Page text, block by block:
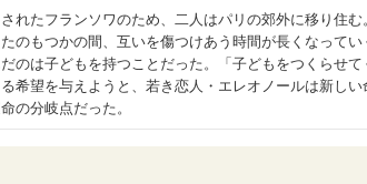
れたフランソワのため、二人はパリの郊外に移り住
のもつかの間、互いを傷つけあう時間が長くなって
のは子どもを持つことだった。「子どもをつくらせ
希望を与えようと、若き恋人・エレオノールは新し
の分岐点だった。